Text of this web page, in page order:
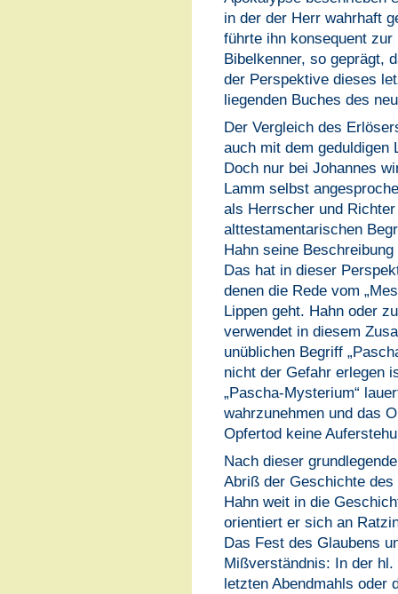
in der der Herr wahrhaft
führte ihn konsequent
Bibelkenner, so geprägt,
der Perspektive dieses
liegenden Buches des
Der Vergleich des
auch mit dem geduldigen
Doch nur bei Johannes
Lamm selbst
als Herrscher und
alttestamentarischen
Hahn seine
Das hat in dieser
denen die Rede vom
Lippen geht. Hahn oder
verwendet in diesem
unüblichen Begriff
nicht der Gefahr erlegen
„Pascha-Mysterium“
wahrzunehmen und das
Opfertod keine
Nach dieser
Abriß der Geschichte
Hahn weit in die
orientiert er sich an
Das Fest des Glaubens
Mißverständnis: In der
letzten Abendmahls oder